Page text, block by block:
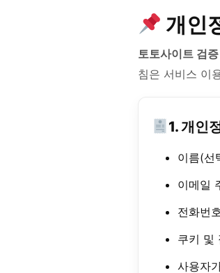
개인
토토사이트 검
침은 서비스 이
1. 개인
이름(선
이메일
전화번
쿠키 및
사용자